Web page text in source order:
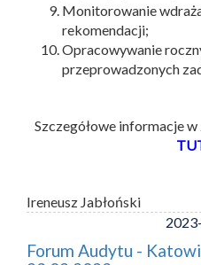
Monitorowanie
rekomendacji;
Opracowywanie
przeprowadzonych
Szczegółowe informacje
Ireneusz Jabłoński
Forum Audytu -